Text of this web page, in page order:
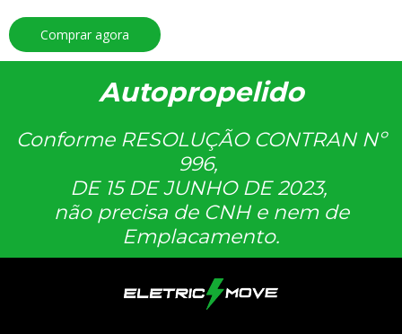
Comprar agora
Autopropelido
Conforme RESOLUÇÃO CONTRAN Nº
996,
DE 15 DE JUNHO DE 2023,
não precisa de CNH e nem de
Emplacamento.